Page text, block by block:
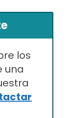
los
una